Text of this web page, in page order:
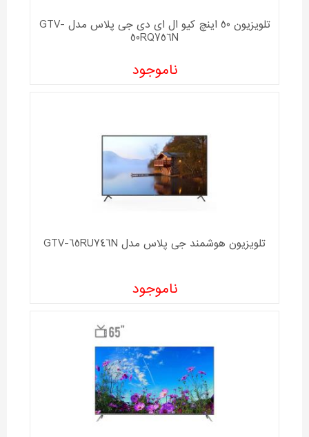
تلویزیون 50 اینچ کیو ال ای دی جی پلاس مدل GTV-
50RQ756N
ناموجود
تلویزیون هوشمند جی پلاس مدل GTV-65RU746N
ناموجود